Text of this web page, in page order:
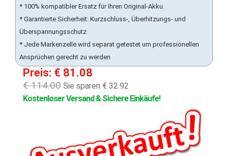
* 100% kompatibler Ersatz für Ihren Original-Akku.
* Garantierte Sicherheit: Kurzschluss-, Überhitzungs- und
Überspannungsschutz
* Jede Markenzelle wird separat getestet um professionellen
Ansprüchen gerecht zu werden
Preis: € 81.08
€ 114.00 Sie sparen € 32.92
Kostenloser Versand & Sichere Einkäufe!